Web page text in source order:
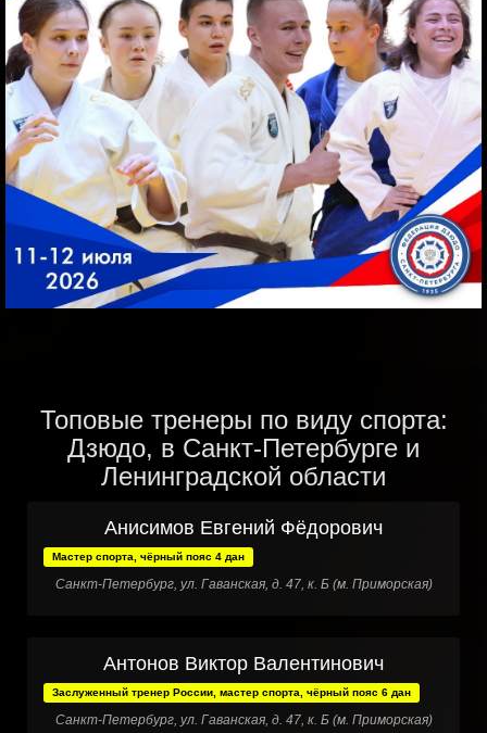
Топовые тренеры по виду спорта:
Дзюдо, в Санкт-Петербурге и
Ленинградской области
Анисимов Евгений Фёдорович
Мастер спорта, чёрный пояс 4 дан
Санкт-Петербург, ул. Гаванская, д. 47, к. Б (м. Приморская)
Антонов Виктор Валентинович
Заслуженный тренер России, мастер спорта, чёрный пояс 6 дан
Санкт-Петербург, ул. Гаванская, д. 47, к. Б (м. Приморская)